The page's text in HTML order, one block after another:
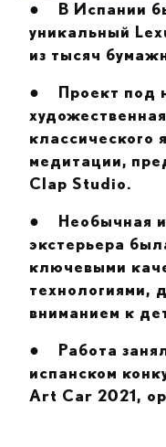
● В Испании
уникальный
из тысяч
● Проект под
классического
медитации,
Clap Studio.
● Необычная
экстерьера
ключевыми
технологиями,
вниманием к
● Работа
испанском
Art Car 2021,